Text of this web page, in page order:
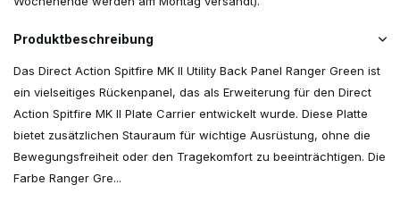
Produktbeschreibung
Das Direct Action Spitfire MK II Utility Back Panel Ranger Green ist
ein vielseitiges Rückenpanel, das als Erweiterung für den Direct
Action Spitfire MK II Plate Carrier entwickelt wurde. Diese Platte
bietet zusätzlichen Stauraum für wichtige Ausrüstung, ohne die
Bewegungsfreiheit oder den Tragekomfort zu beeinträchtigen. Die
Farbe Ranger Gre...